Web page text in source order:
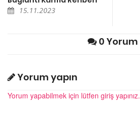
15.11.2023
0 Yorum
Yorum yapın
Yorum yapabilmek için lütfen giriş yapınız.